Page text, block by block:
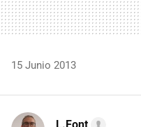
15 Junio 2013